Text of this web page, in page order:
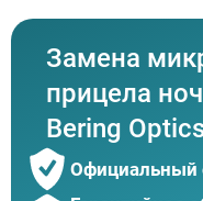
Замена
прицела
Bering
Официальный